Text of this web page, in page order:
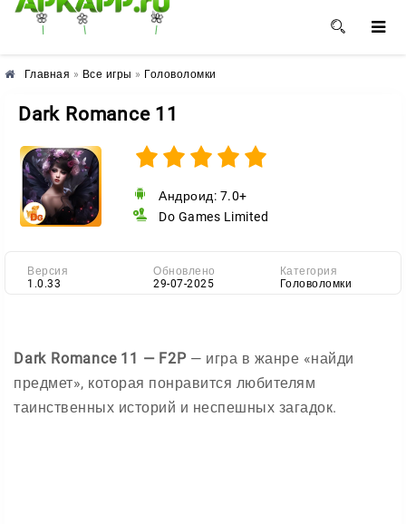
🌸 🌼 🌺
Главная » Все игры » Головоломки
Dark Romance 11
Андроид: 7.0+
Do Games Limited
Версия
1.0.33
Обновлено
29-07-2025
Категория
Головоломки
Dark Romance 11 — F2P — игра в жанре «найди
предмет», которая понравится любителям
таинственных историй и неспешных загадок.